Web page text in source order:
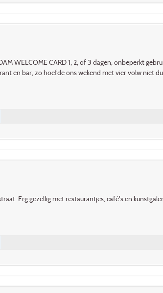
WELCOME CARD 1, 2, of 3 dagen, onbeperkt
en bar, zo hoefde ons wekend met vier volw niet
Erg gezellig met restaurantjes, café's en